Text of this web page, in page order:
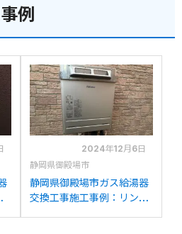
例
2024年12月6日
静岡県御殿場市
静岡県御殿場市ガス給湯器
交換工事施工事例：リンナ